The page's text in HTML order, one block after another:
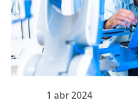
1 abr 2024